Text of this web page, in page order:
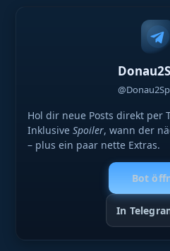
Hol dir neue Posts direkt per
InklusiveSpoiler, wann der
– plus ein paar nette Extras.
Bot
In